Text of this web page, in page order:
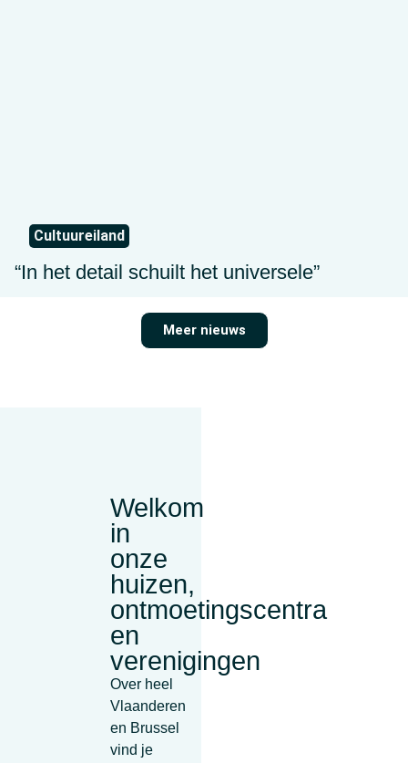
Cultuureiland
“In het detail schuilt het universele”
Meer nieuws
Welkom
in
onze
huizen,
ontmoetingscentra
en
verenigingen
Over heel
Vlaanderen
en Brussel
vind je